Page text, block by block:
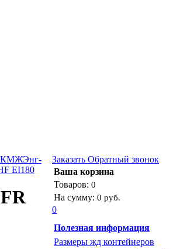
КМЖЭнг-
EI180
Заказать Обратный звонок
Ваша корзина
Товаров: 0
На сумму: 0 руб.
0
Полезная информация
Размеры жд контейнеров